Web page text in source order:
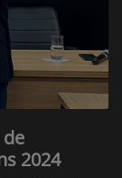
2024